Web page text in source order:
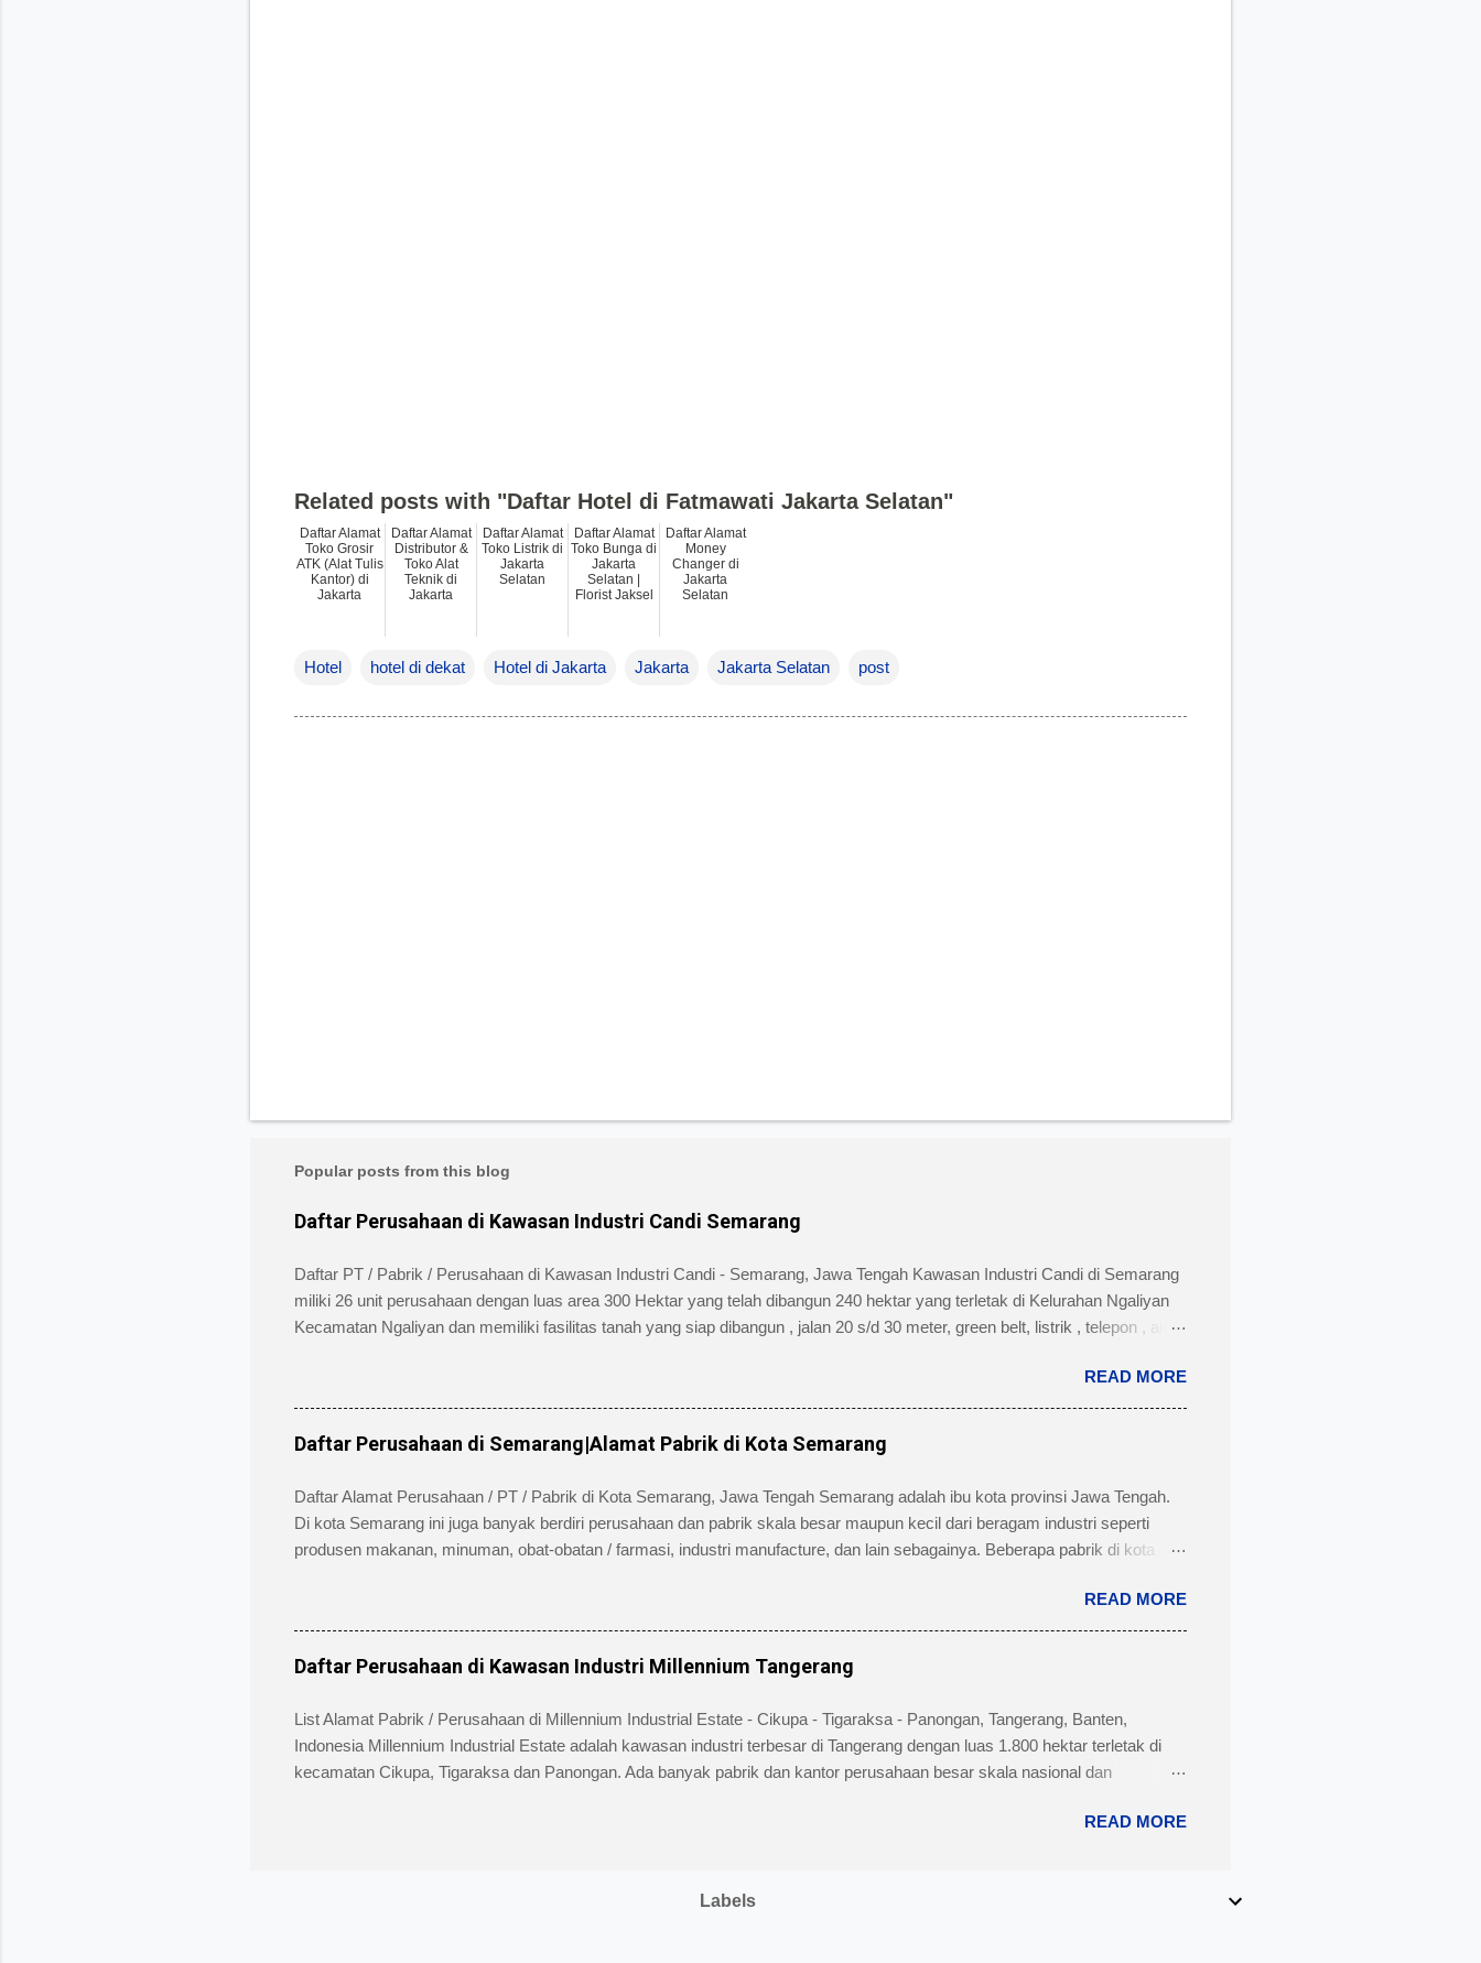
Hotel hotel di dekat Hotel di Jakarta Jakarta Jakarta Selatan post
Related posts with "Daftar Hotel di Fatmawati Jakarta Selatan"
Daftar Alamat
Toko Grosir
ATK (Alat Tulis
Kantor) di
Jakarta
Daftar Alamat
Distributor &
Toko Alat
Teknik di
Jakarta
Daftar Alamat
Toko Listrik di
Jakarta
Selatan
Daftar Alamat
Toko Bunga di
Jakarta
Selatan |
Florist Jaksel
Daftar Alamat
Money
Changer di
Jakarta
Selatan
Popular posts from this blog
Daftar Perusahaan di Kawasan Industri Candi Semarang
Daftar PT / Pabrik / Perusahaan di Kawasan Industri Candi - Semarang, Jawa Tengah Kawasan Industri Candi di Semarang
miliki 26 unit perusahaan dengan luas area 300 Hektar yang telah dibangun 240 hektar yang terletak di Kelurahan Ngaliyan
Kecamatan Ngaliyan dan memiliki fasilitas tanah yang siap dibangun , jalan 20 s/d 30 meter, green belt, listrik , telepon , air,
alamat pengelola berada di Jl. Tambakaji II No. 7 Semarang Kota Semarang, Provinsi Jawa Tengah dengan nomor Telepon
atau Fax (024) 7602345, (024)7607651. Berikut ini daftar Perusahaan di Kawasan Industri Candi Semarang disertai dengan
informasi bidang usaha, alamat lengkap dan nomor telpon masing-masing perusahaan/pabrik : PT. AMAN INDAH MAKMUR
Bidang Usaha: Industri Kertas, Barang dari kertas dan Percetakan Negara asal : Indonesia Alamat pabrik : Kawasan Industri
READ MORE
Daftar Perusahaan di Semarang|Alamat Pabrik di Kota Semarang
Daftar Alamat Perusahaan / PT / Pabrik di Kota Semarang, Jawa Tengah Semarang adalah ibu kota provinsi Jawa Tengah.
Di kota Semarang ini juga banyak berdiri perusahaan dan pabrik skala besar maupun kecil dari beragam industri seperti
produsen makanan, minuman, obat-obatan / farmasi, industri manufacture, dan lain sebagainya. Beberapa pabrik di kota
Sampoerna, Kimia Farma, dll. Berikut ini daftar alamat perusahaan di Semarang , Jateng selengkapnya dikumpulkan dari
berbagai sumber: PT. Alam Citra Lestari – Plywood, Semarang merupakan perusahaan yang bergerak dalam bidang usaha
pembuatan Kayu Lapis & Tripleks Alamat : Bambankerep, Kec. Ngaliyan, Kota Semarang, Jawa Tengah 50211 Telepon:
(024) 7627455 PT. Alam Daya Sakti Alamat perusahaan : Jl. Simongan No. 39, Ringintelu, Kel. Ngaliyan, Kalipancur,
READ MORE
Daftar Perusahaan di Kawasan Industri Millennium Tangerang
List Alamat Pabrik / Perusahaan di Millennium Industrial Estate - Cikupa - Tigaraksa - Panongan, Tangerang, Banten,
Indonesia Millennium Industrial Estate adalah kawasan industri terbesar di Tangerang dengan luas 1.800 hektar terletak di
kecamatan Cikupa, Tigaraksa dan Panongan. Ada banyak pabrik dan kantor perusahaan besar skala nasional dan
yang dikelola oleh PT Bumi Citra Permai ini. Ada pabrik tekstil, cat, perakitan mesin, industri besi baja, molding, plastik,
Banten, Indonesia. PT. Bumi Citra Permai (Pengelola Kawasan Industri Millennium) Alamat kantor: Komplek Ruko Blok A11
READ MORE
Labels